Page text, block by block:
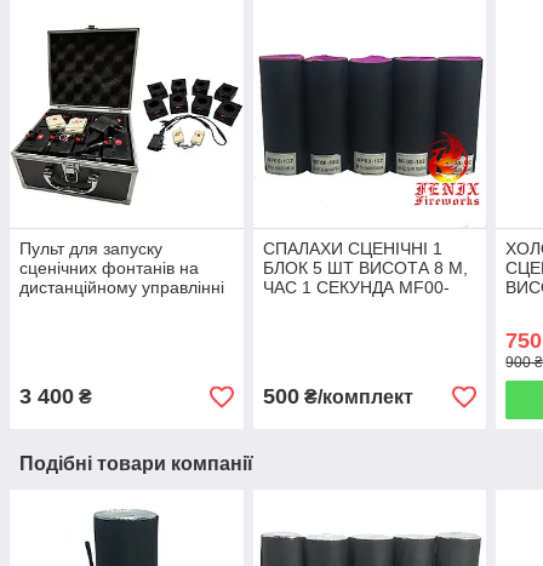
Пульт для запуску
сценічних фонтанів на
дистанційному управлінні
3 400 ₴
СПАЛАХИ СЦЕНІЧНІ 1
БЛОК 5 ШТ ВИСОТА 8 М,
ЧАС 1 СЕКУНДА MF00-
500₴/комплект
750
900
Подібні товари компанії